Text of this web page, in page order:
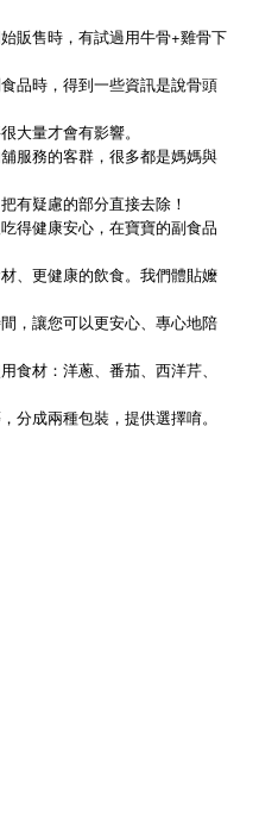
販售時，有試過用牛骨+雞骨下
品時，得到一些資訊是說骨頭
大量才會有影響。
服務的客群，很多都是媽媽與
有疑慮的部分直接去除！
得健康安心，在寶寶的副食品
、更健康的飲食。我們體貼嬤
，讓您可以更安心、專心地陪
食材：洋蔥、番茄、西洋芹、
分成兩種包裝，提供選擇唷。